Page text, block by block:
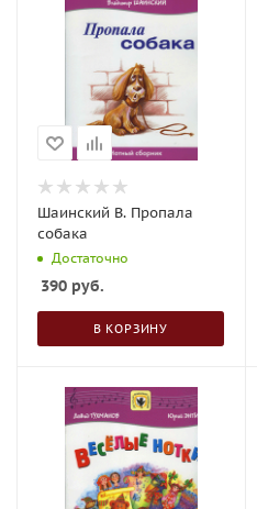
Шаинский В. Пропала
собака
Достаточно
390 руб.
В КОРЗИНУ